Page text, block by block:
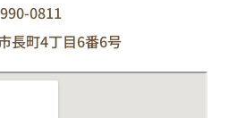
0811
長町4丁目6番6号